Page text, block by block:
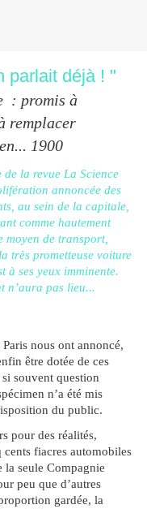
parlait déjà ! "
: promis à
remplacer
1900
la revue La Science
annoncée des
au sein de la capitale,
comme hautement
moyen de transport,
très prometteuse voiture
à ses yeux imminente.
n’aura pas lieu...
nous ont annoncé,
être dotée de ces
souvent question
n’a été mis
du public.
pour des réalités,
fiacres automobiles
la seule Compagnie
peu que d’autres
gardée, la